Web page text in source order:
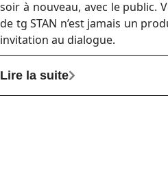
soir à nouveau, avec le public.
de tg STAN n’est jamais un
invitation au dialogue.
Lire la suite